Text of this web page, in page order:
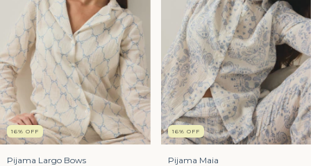
16% OFF
Pijama Largo Bows
16% OFF
Pijama Maia